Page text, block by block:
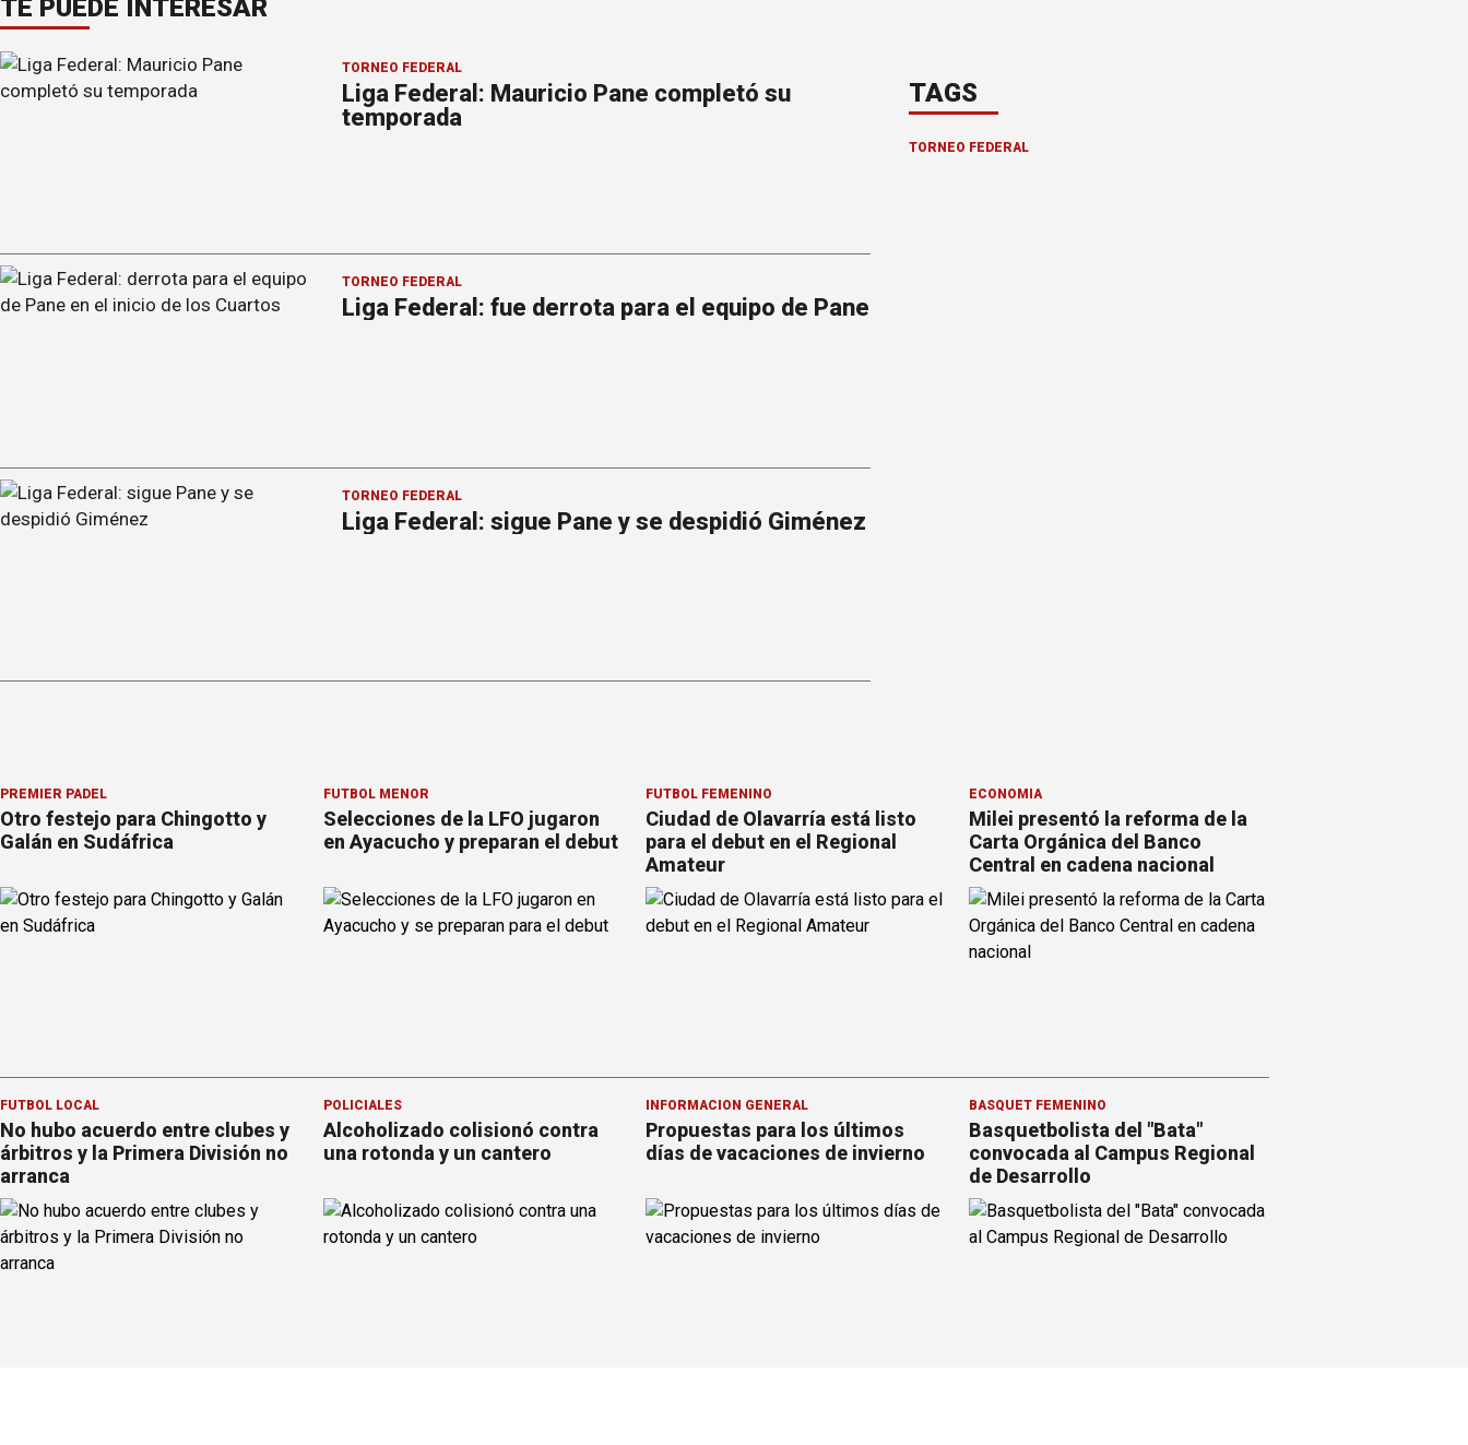
TE PUEDE INTERESAR
TORNEO FEDERAL
Liga Federal: Mauricio Pane completó su
temporada
TORNEO FEDERAL
Liga Federal: fue derrota para el equipo de Pane
TORNEO FEDERAL
Liga Federal: sigue Pane y se despidió Giménez
TAGS
TORNEO FEDERAL
PREMIER PÁDEL
Otro festejo para Chingotto y
Galán en Sudáfrica
FÚTBOL MENOR
Selecciones de la LFO jugaron
en Ayacucho y preparan el debut
FÚTBOL FEMENINO
Ciudad de Olavarría está listo
para el debut en el Regional
Amateur
ECONOMÍA
Milei presentó la reforma de la
Carta Orgánica del Banco
Central en cadena nacional
FÚTBOL LOCAL
No hubo acuerdo entre clubes y
árbitros y la Primera División no
arranca
POLICIALES
Alcoholizado colisionó contra
una rotonda y un cantero
INFORMACION GENERAL
Propuestas para los últimos
días de vacaciones de invierno
BÁSQUET FEMENINO
Basquetbolista del "Bata"
convocada al Campus Regional
de Desarrollo